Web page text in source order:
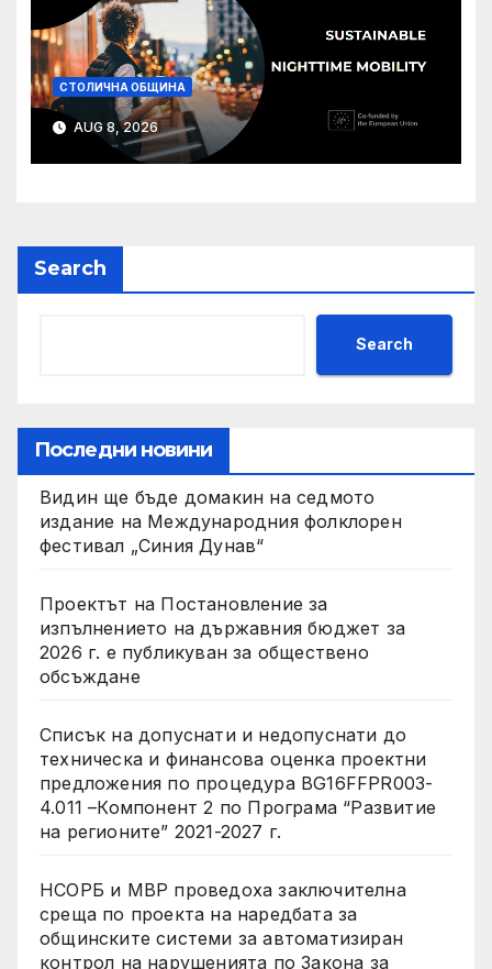
СТОЛИЧНА ОБЩИНА
AUG 8, 2026
Search
Search
Последни новини
Видин ще бъде домакин на седмото
издание на Международния фолклорен
фестивал „Синия Дунав“
Проектът на Постановление за
изпълнението на държавния бюджет за
2026 г. е публикуван за обществено
обсъждане
Списък на допуснати и недопуснати до
техническа и финансова оценка проектни
предложения по процедура BG16FFPR003-
4.011 –Компонент 2 по Програма “Развитие
на регионите” 2021-2027 г.
НСОРБ и МВР проведоха заключителна
среща по проекта на наредбата за
общинските системи за автоматизиран
контрол на нарушенията по Закона за